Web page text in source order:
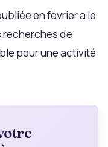
en février a le
recherches de
pour une activité